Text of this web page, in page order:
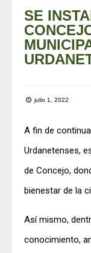
SE
julio 1, 2022
A fin de
Urdanetenses,
de Concejo,
bienestar de la
Así mismo,
conocimiento,